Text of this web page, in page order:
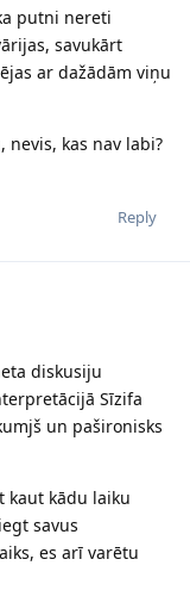
putni nereti
savukārt
ar dažādām viņu
nevis, kas nav labi?
Reply
diskusiju
Sīzifa
un pašironisks
kaut kādu laiku
savus
es arī varētu